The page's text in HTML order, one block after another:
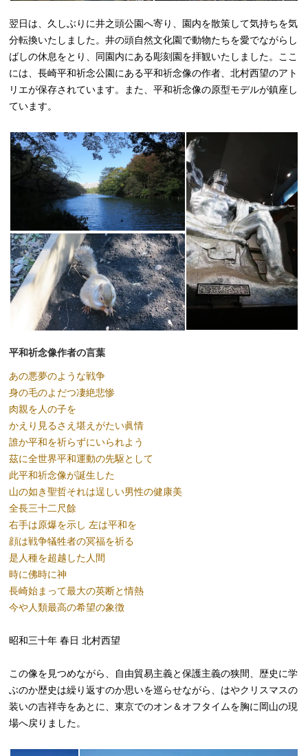
翌日は、久しぶりに井之頭公園へ寄り、園内を散策して気持ちを気
分転換いたしました。井の頭自然文化園で動物たちを愛でながらし
ばしの休息をとり、同園内にある彫刻園を拝観いたしました。ここ
には、長崎平和祈念公園にある平和祈念像の作者、北村西望のアト
リエが保存されています。また、平和祈念像の原型モデルが鎮座し
ています。
平和祈念像作者の言葉
あの悪夢のような戦争
身の毛のよだつ凄絶悲惨
肉親を人の子を
かえり見るさえ堪えがたい眞情
誰か平和を祈らずにいられよう
茲に全世界平和運動の先駆として
此平和祈念像が誕生した
山の如き聖哲それは逞しい男性の健康美
全長三十二尺餘
右手は原爆を示し 左は平和を
顔は戦争犠牲者の冥福を祈る
是人種を超越した人間
時に佛時に神
長崎始まって最大の英断と情熱
今や人類最高の希望の象徴
昭和三十年 春日 北村西望
この像を見つめながら、自由貿易主義と保護主義の狭間、歴史に学
ぶのか歴史は繰り返すのか思いを巡らせながら、はやクリスマスの
装いの吉祥寺をあとに、東京でのオン＆オフタイムを胸に岡山の現
場へ戻りました。